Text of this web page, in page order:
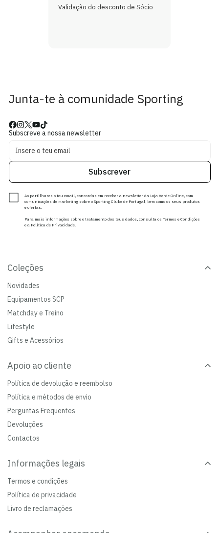
Validação do desconto de Sócio
Junta-te à comunidade Sporting
Subscreve a nossa newsletter
Subscrever
Ao partilhares o teu email, concordas em receber a newsletter da Loja Verde Online, com
comunicações de marketing sobre o Sporting Clube de Portugal, bem como os seus produtos
e ofertas.
Para mais informações sobre o tratamento dos teus dados, consulta os Termos e Condições
e a Política de Privacidade.
Coleções
Novidades
Equipamentos SCP
Matchday e Treino
Lifestyle
Gifts e Acessórios
Apoio ao cliente
Política de devolução e reembolso
Política e métodos de envio
Perguntas Frequentes
Devoluções
Contactos
Informações legais
Termos e condições
Política de privacidade
Livro de reclamações